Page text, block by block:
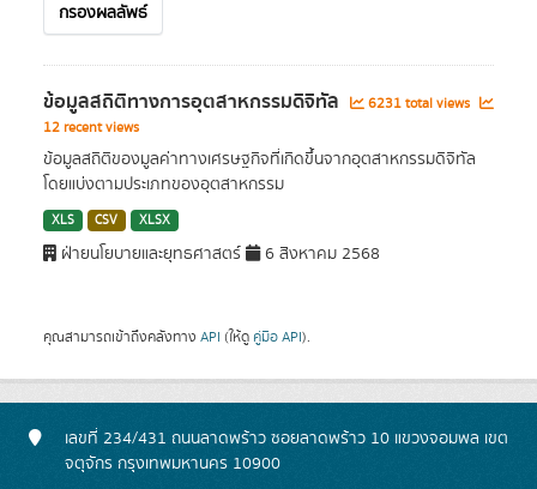
กรองผลลัพธ์
ข้อมูลสถิติทางการอุตสาหกรรมดิจิทัล
6231 total views
12 recent views
ข้อมูลสถิติของมูลค่าทางเศรษฐกิจที่เกิดขึ้นจากอุตสาหกรรมดิจิทัล
โดยแบ่งตามประเภทของอุตสาหกรรม
XLS CSV XLSX
ฝ่ายนโยบายและยุทธศาสตร์ 6 สิงหาคม 2568
คุณสามารถเข้าถึงคลังทาง API (ให้ดู คู่มือ API).
เลขที่ 234/431 ถนนลาดพร้าว ซอยลาดพร้าว 10 แขวงจอมพล เขต
จตุจักร กรุงเทพมหานคร 10900